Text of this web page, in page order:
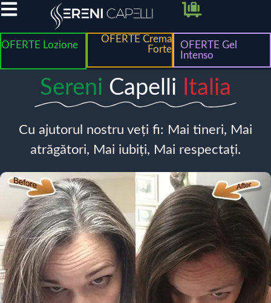
OFERTE Lozione
OFERTE Crema
Forte
OFERTE Gel
Intenso
Sereni Capelli Italia
Cu ajutorul nostru veți fi: Mai tineri, Mai
atrăgători, Mai iubiți, Mai respectați.